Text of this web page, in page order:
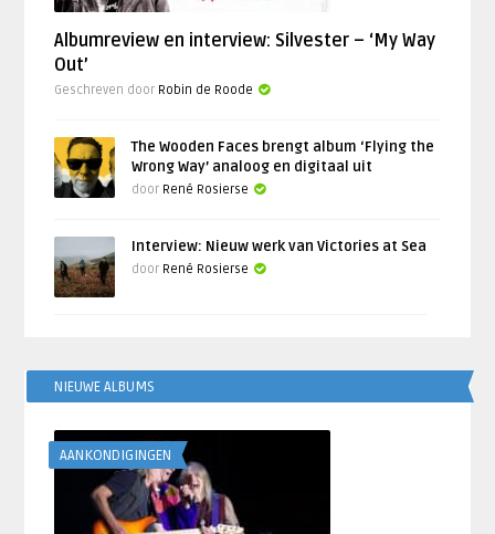
Albumreview en interview: Silvester – ‘My Way
Out’
Geschreven door Robin de Roode
The Wooden Faces brengt album ‘Flying the
Wrong Way’ analoog en digitaal uit
door René Rosierse
Interview: Nieuw werk van Victories at Sea
door René Rosierse
NIEUWE ALBUMS
AANKONDIGINGEN